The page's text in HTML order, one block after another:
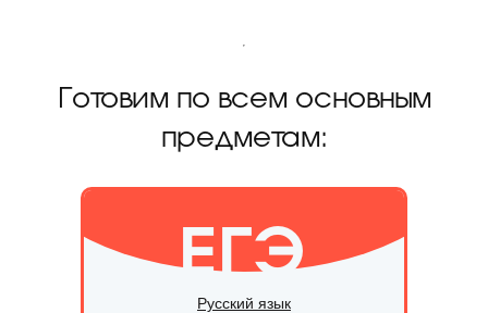
Готовим по всем основным
предметам:
ЕГЭ
Русский язык